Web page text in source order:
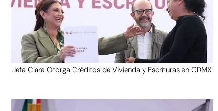
Jefa Clara Otorga Créditos de Vivienda y Escrituras en CDMX